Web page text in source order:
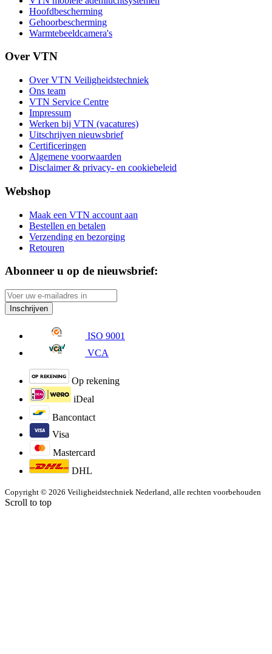
Hoofdbescherming
Gehoorbescherming
Warmtebeeldcamera's
Over VTN
Over VTN Veiligheidstechniek
Ons team
VTN Service Centre
Impressum
Werken bij VTN (vacatures)
Uitschrijven nieuwsbrief
Certificeringen
Algemene voorwaarden
Disclaimer & privacy- en cookiebeleid
Webshop
Maak een VTN account aan
Bestellen en betalen
Verzending en bezorging
Retouren
Abonneer u op de nieuwsbrief:
Inschrijven
ISO 9001
VCA
Op rekening
iDeal
Bancontact
Visa
Mastercard
DHL
Copyright © 2026 Veiligheidstechniek Nederland, alle rechten voorbehouden
Scroll to top